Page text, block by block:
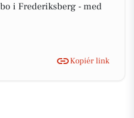
i Frederiksberg - med
Kopiér link